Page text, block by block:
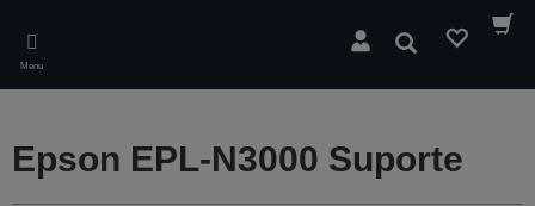
main
content
Menu
Pesquisar
Epson EPL-N3000 Suporte